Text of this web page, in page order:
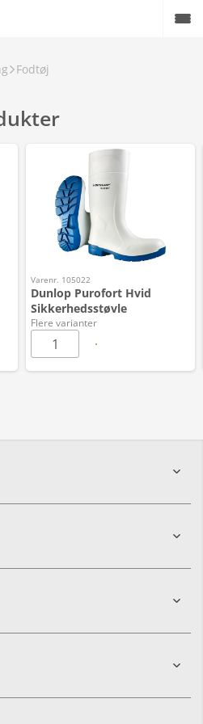
Fodtøj
Varenr. 105022
Dunlop Purofort Hvid
Sikkerhedsstøvle
Flere varianter